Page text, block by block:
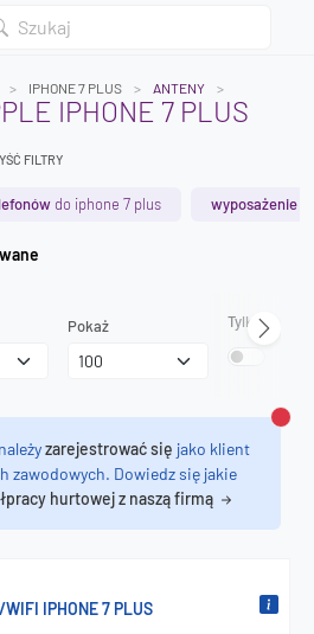
Szukaj
koszyk jest pusty
IPHONE 7 PLUS ANTENY
IPHONE 7 PLUS
FILTRY
do iphone 7 plus wyposażenie
Pokaż Tylko
zarejestrować się jako klient
zawodowych. Dowiedz się jakie
hurtowej z naszą firmą
IPHONE 7 PLUS